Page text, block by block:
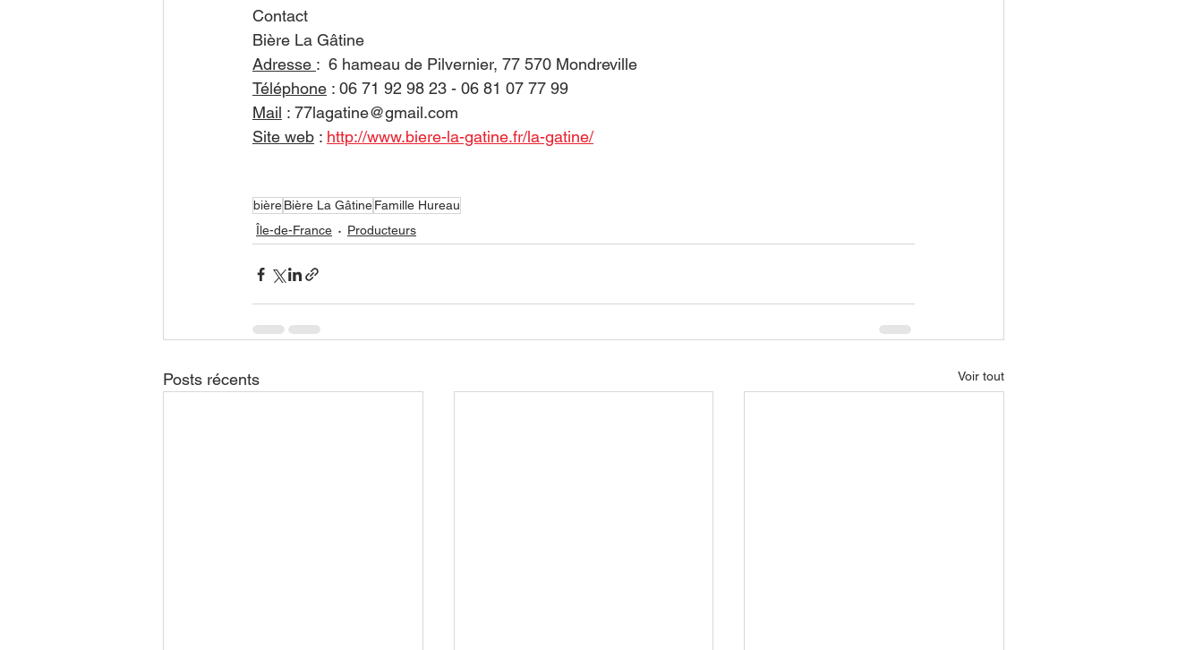
Contact
Bière La Gâtine
Adresse : 6 hameau de Pilvernier, 77 570 Mondreville
Téléphone : 06 71 92 98 23 - 06 81 07 77 99
Mail : 77lagatine@gmail.com
Site web : http://www.biere-la-gatine.fr/la-gatine/
bièreBière La GâtineFamille Hureau
Île-de-France
Producteurs
Posts récents Voir tout